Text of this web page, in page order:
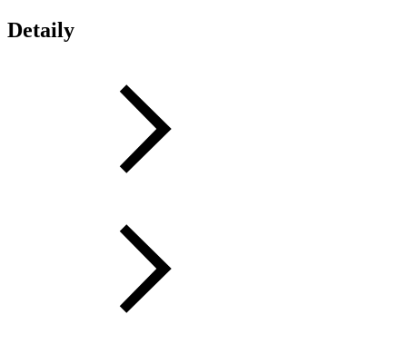
Detaily